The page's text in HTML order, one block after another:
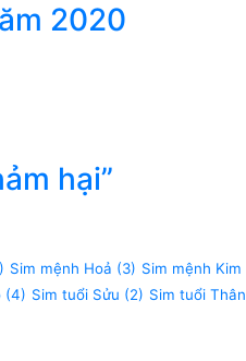
2020
hại”
Sim mệnh Hoả (3) Sim mệnh Kim
(4) Sim tuổi Sửu (2) Sim tuổi Thân